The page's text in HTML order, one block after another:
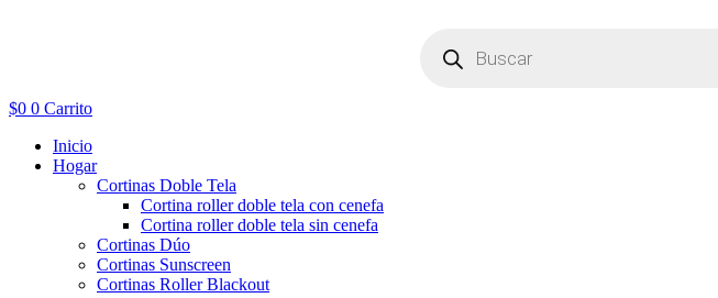
productos
$0 0 Carrito
Inicio
Hogar
Cortinas Doble Tela
Cortina roller doble tela con cenefa
Cortina roller doble tela sin cenefa
Cortinas Dúo
Cortinas Sunscreen
Cortinas Roller Blackout